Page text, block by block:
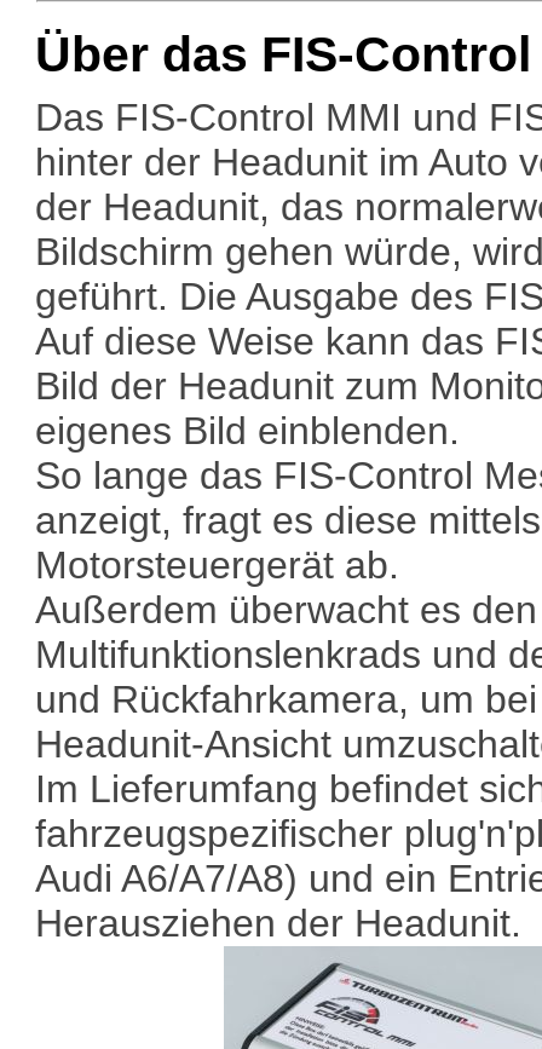
Über das FIS-Control
Das FIS-Control MMI und
hinter der Headunit im Auto
der Headunit, das
Bildschirm gehen würde,
geführt. Die Ausgabe des
Auf diese Weise kann das
Bild der Headunit zum
eigenes Bild einblenden.
So lange das FIS-Control
anzeigt, fragt es diese
Motorsteuergerät ab.
Außerdem überwacht es
Multifunktionslenkrads und
und Rückfahrkamera, um
Headunit-Ansicht
Im Lieferumfang befindet
fahrzeugspezifischer
Audi A6/A7/A8) und ein
Herausziehen der Headunit.